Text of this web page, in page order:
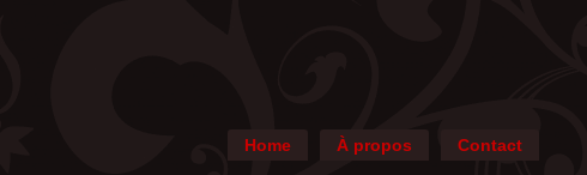
Home À propos Contact